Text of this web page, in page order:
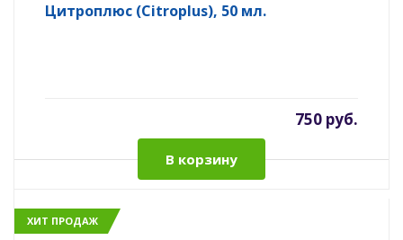
Цитроплюс (Citroplus), 50 мл.
750 руб.
В корзину
ХИТ ПРОДАЖ